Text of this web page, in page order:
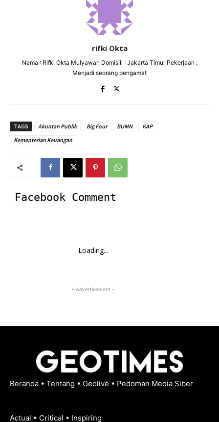
rifki Okta
Nama : Rifki Okta Mulyawan Domisili : Jakarta Timur Pekerjaan :
Menjadi seorang pengamat
TAGS Akuntan Publik Big Four BUMN
KAP
Kementerian Keuangan
Facebook Comment
Loading...
- Advertisement -
Beranda • Tentang • Geolive • Pedoman Media Siber
Actual • Critical • Inspiring